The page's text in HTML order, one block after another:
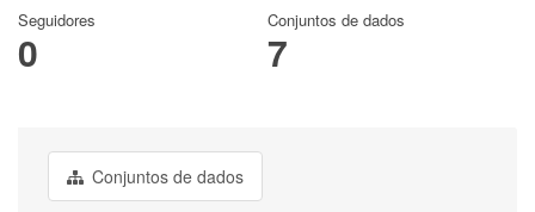
Seguidores
0
Conjuntos de dados
7
Conjuntos de dados